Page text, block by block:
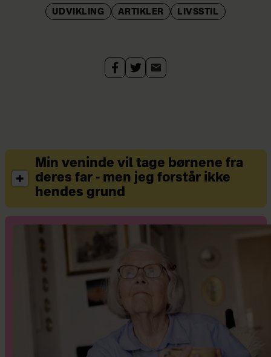
Bor i Hundested med sin
Mor til tre
UDVIKLING ARTIKLER LIVSSTIL
Min veninde vil tage børnene fra
deres far - men jeg forstår ikke
hendes grund